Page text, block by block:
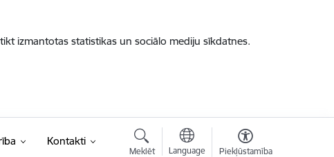
izmantotas statistikas un sociālo mediju sīkdatnes.
Kontakti
Meklēt Language Piekļūstamība